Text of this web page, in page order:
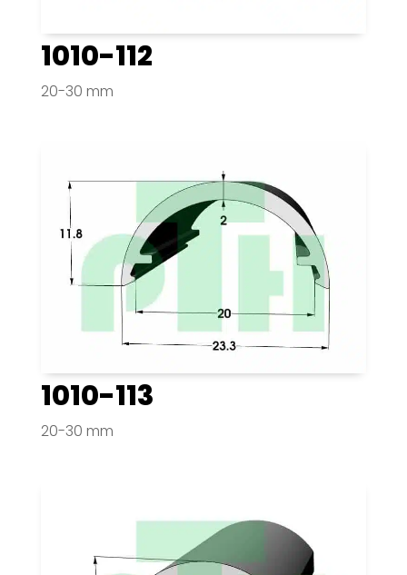
1010-112
20-30 mm
1010-113
20-30 mm